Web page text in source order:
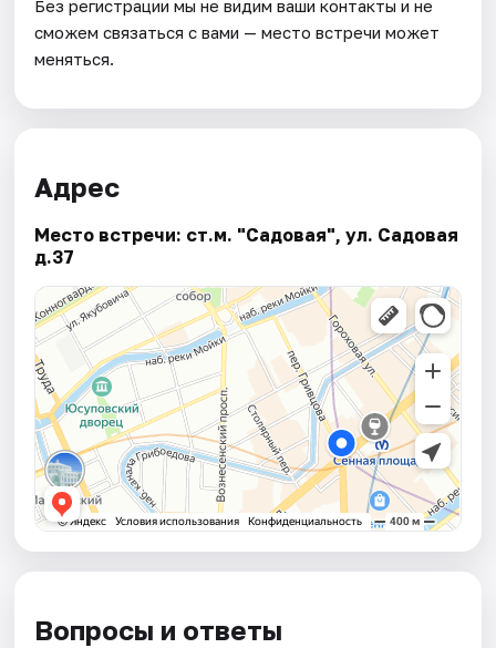
Без регистрации мы не видим ваши контакты и не
сможем связаться с вами — место встречи может
меняться.
Адрес
Место встречи: ст.м. "Садовая", ул. Садовая
д.37
Вопросы и ответы